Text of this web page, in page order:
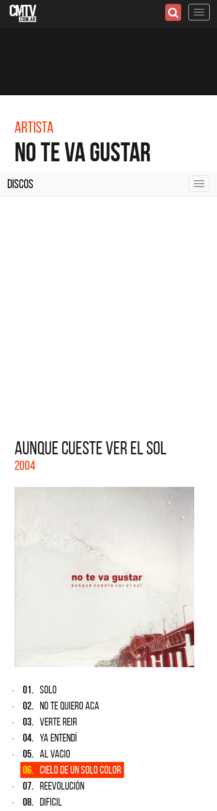
Artista
No Te Va Gustar
Discos
AUNQUE CUESTE VER EL SOL
2004
01. SOLO
02. NO TE QUIERO ACA
03. VERTE REIR
04. YA ENTENDÍ
05. AL VACIO
06. CIELO DE UN SOLO COLOR
07. REEVOLUCIÓN
08. DIFICIL